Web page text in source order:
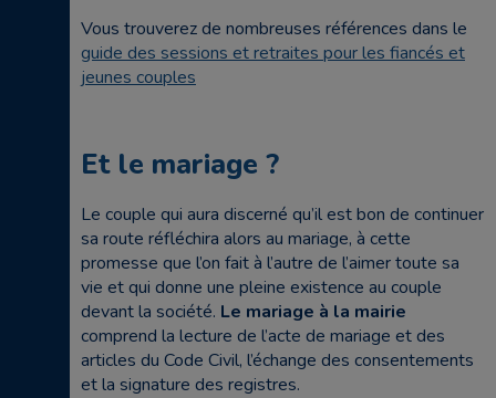
Vous trouverez de nombreuses références dans le
guide des sessions et retraites pour les fiancés et
jeunes couples
Et le mariage ?
Le couple qui aura discerné qu’il est bon de continuer
sa route réfléchira alors au mariage, à cette
promesse que l’on fait à l’autre de l’aimer toute sa
vie et qui donne une pleine existence au couple
devant la société. Le mariage à la mairie
comprend la lecture de l’acte de mariage et des
articles du Code Civil, l’échange des consentements
et la signature des registres.